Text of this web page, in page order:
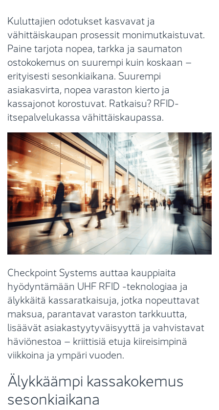
Kuluttajien odotukset kasvavat ja
vähittäiskaupan prosessit monimutkaistuvat.
Paine tarjota nopea, tarkka ja saumaton
ostokokemus on suurempi kuin koskaan –
erityisesti sesonkiaikana. Suurempi
asiakasvirta, nopea varaston kierto ja
kassajonot korostuvat. Ratkaisu? RFID-
itsepalvelukassa vähittäiskaupassa.
Checkpoint Systems auttaa kauppiaita
hyödyntämään UHF RFID -teknologiaa ja
älykkäitä kassaratkaisuja, jotka nopeuttavat
maksua, parantavat varaston tarkkuutta,
lisäävät asiakastyytyväisyyttä ja vahvistavat
häviönestoa – kriittisiä etuja kiireisimpinä
viikkoina ja ympäri vuoden.
Älykkäämpi kassakokemus
sesonkiaikana